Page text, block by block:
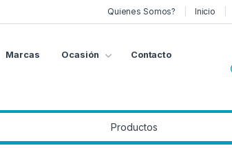
Quienes Somos? Inicio
Marcas Ocasión Contacto